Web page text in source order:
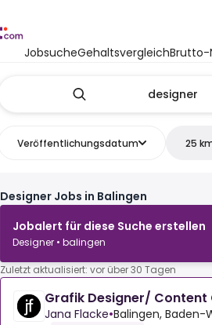
JobsucheGehaltsvergleichBrutto-
Veröffentlichungsdatum 25
Designer Jobs in Balingen
Jobalert für diese Suche erstellen
Designer • balingen
Zuletzt aktualisiert: vor über 30 Tagen
Grafik Designer/
Jana Flacke•Balingen,